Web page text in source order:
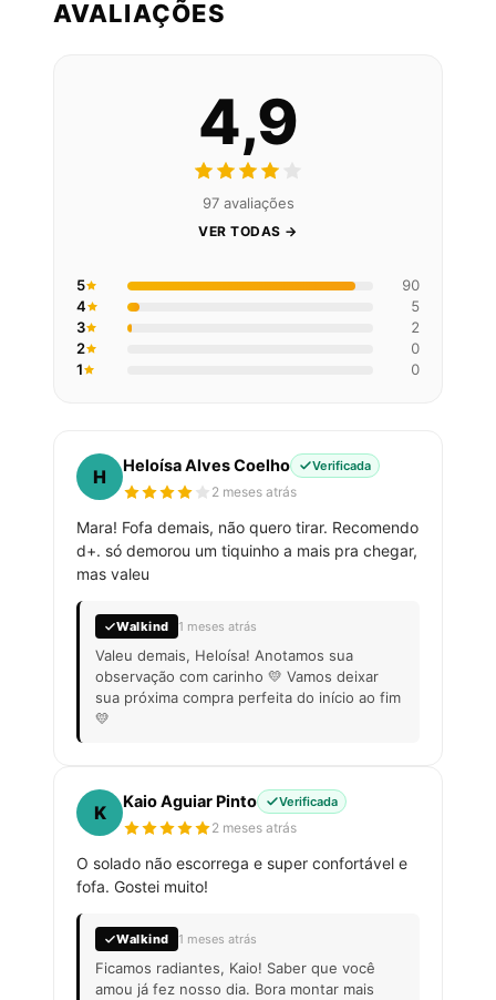
AVALIAÇÕES
4,9
97 avaliações
VER TODAS →
5
90
4
5
3
2
2
0
1
0
H
Heloísa Alves Coelho Verificada
2 meses atrás
Mara! Fofa demais, não quero tirar. Recomendo
d+. só demorou um tiquinho a mais pra chegar,
mas valeu
Walkind 1 meses atrás
Valeu demais, Heloísa! Anotamos sua
observação com carinho 💛 Vamos deixar
sua próxima compra perfeita do início ao fim
💛
K
Kaio Aguiar Pinto Verificada
2 meses atrás
O solado não escorrega e super confortável e
fofa. Gostei muito!
Walkind 1 meses atrás
Ficamos radiantes, Kaio! Saber que você
amou já fez nosso dia. Bora montar mais